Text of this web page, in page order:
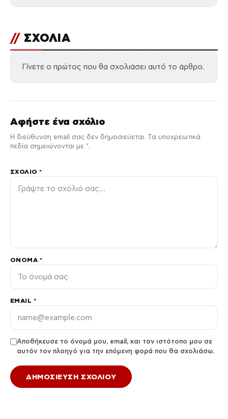
// ΣΧΟΛΙΑ
Γίνετε ο πρώτος που θα σχολιάσει αυτό το άρθρο.
Αφήστε ένα σχόλιο
Η διεύθυνση email σας δεν δημοσιεύεται. Τα υποχρεωτικά
πεδία σημειώνονται με *.
ΣΧΌΛΙΟ*
ΌΝΟΜΑ *
EMAIL *
Αποθήκευσε το όνομά μου, email, και τον ιστότοπο μου σε
αυτόν τον πλοηγό για την επόμενη φορά που θα σχολιάσω.